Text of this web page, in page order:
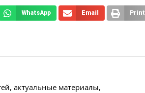
WhatsApp Email Print
актуальные материалы,